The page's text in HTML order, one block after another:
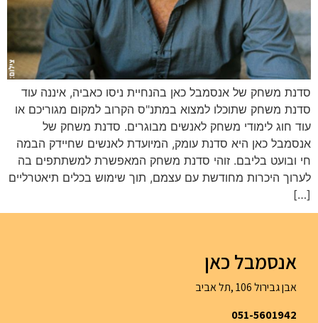
סדנת משחק של אנסמבל כאן בהנחיית ניסו כאביה, איננה עוד
סדנת משחק שתוכלו למצוא במתנ"ס הקרוב למקום מגוריכם או
עוד חוג לימודי משחק לאנשים מבוגרים. סדנת משחק של
אנסמבל כאן היא סדנת עומק, המיועדת לאנשים שחיידק הבמה
חי ובועט בליבם. זוהי סדנת משחק המאפשרת למשתתפים בה
לערוך היכרות מחודשת עם עצמם, תוך שימוש בכלים תיאטרליים
[…]
אנסמבל כאן
אבן גבירול 106 ,תל אביב
051-5601942